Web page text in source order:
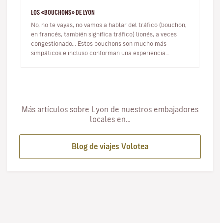
LOS «BOUCHONS» DE LYON
No, no te vayas, no vamos a hablar del tráfico (bouchon,
en francés, también significa tráfico) lionés, a veces
congestionado... Estos bouchons son mucho más
simpáticos e incluso conforman una experiencia
Más artículos sobre Lyon de nuestros embajadores
locales en…
Blog de viajes Volotea